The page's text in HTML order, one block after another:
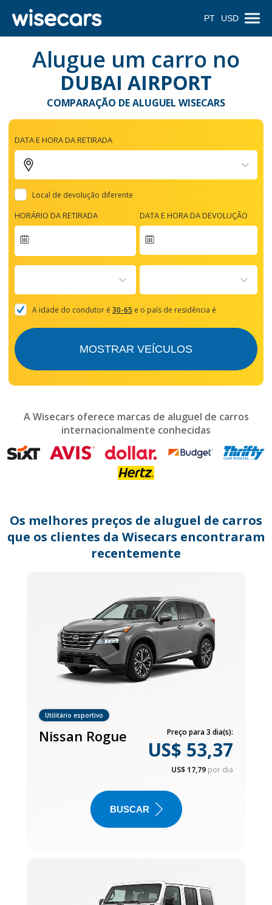
PT USD
Alugue um carro no
DUBAI AIRPORT
COMPARAÇÃO DE ALUGUEL WISECARS
DATA E HORA DA RETIRADA
Local de devolução diferente
HORÁRIO DA RETIRADA
forward
with
the
and
mark
get
the
dates.
DATA E HORA DA DEVOLUÇÃO
A idade do condutor é 30-65 e o país de residência é
MOSTRAR VEÍCULOS
A Wisecars oferece marcas de aluguel de carros
internacionalmente conhecidas
Os melhores preços de aluguel de carros
que os clientes da Wisecars encontraram
recentemente
Utilitário esportivo
Nissan Rogue Preço para 3 dia(s):
US$ 53,37
US$ 17,79 por dia
BUSCAR